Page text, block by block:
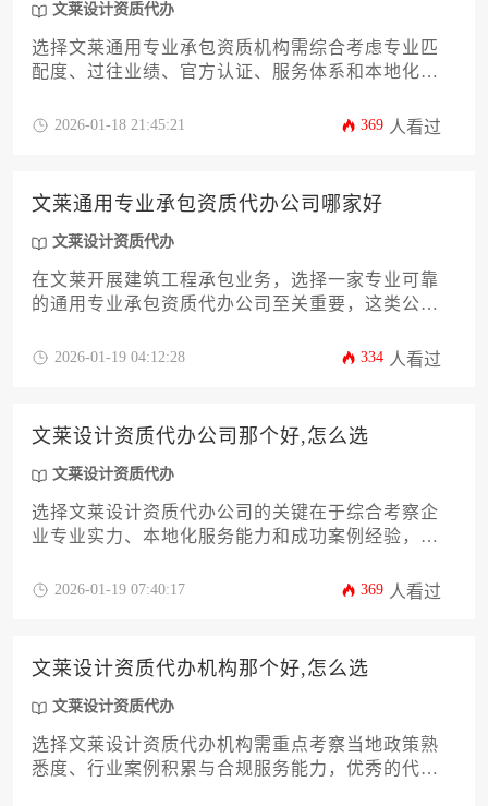
文莱设计资质代办
选择文莱通用专业承包资质机构需综合考虑专业匹
配度、过往业绩、官方认证、服务体系和本地化能
伙伴。
2026-01-18 21:45:21 369 人看过
文莱通用专业承包资质代办公司哪家好
文莱设计资质代办
在文莱开展建筑工程承包业务，选择一家专业可靠
的通用专业承包资质代办公司至关重要，这类公司
业化服务，有效帮助企业高效合规地获取市场准入
2026-01-19 04:12:28 334 人看过
文莱设计资质代办公司那个好,怎么选
文莱设计资质代办
选择文莱设计资质代办公司的关键在于综合考察企
业专业实力、本地化服务能力和成功案例经验，需
维度进行系统性评估。
2026-01-19 07:40:17 369 人看过
文莱设计资质代办机构那个好,怎么选
文莱设计资质代办
选择文莱设计资质代办机构需重点考察当地政策熟
悉度、行业案例积累与合规服务能力，优秀的代办